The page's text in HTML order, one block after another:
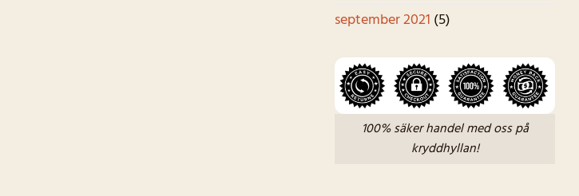
september 2021 (5)
100% säker handel med oss på
kryddhyllan!